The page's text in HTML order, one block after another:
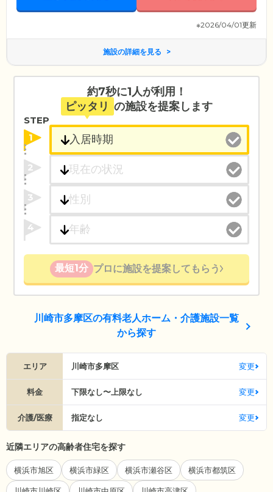
※2026/04/01更新
施設の詳細を見る
約7秒に1人が利用！
ピッタリ の施設を提案します
STEP
1
2
3
4
最短1分 プロに施設を提案してもらう
川崎市多摩区の有料老人ホーム・介護施設一覧
から探す
エリア 川崎市多摩区 変更
料金 下限なし〜上限なし 変更
介護/医療 指定なし 変更
近隣エリアの高齢者住宅を探す
横浜市旭区 横浜市緑区 横浜市瀬谷区 横浜市都筑区